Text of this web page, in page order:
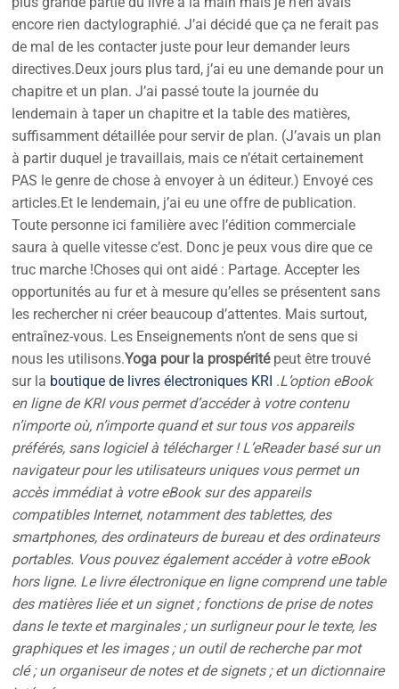
encore rien dactylographié. J’ai décidé que ça ne ferait pas
de mal de les contacter juste pour leur demander leurs
directives.Deux jours plus tard, j’ai eu une demande pour un
chapitre et un plan. J’ai passé toute la journée du
lendemain à taper un chapitre et la table des matières,
suffisamment détaillée pour servir de plan. (J’avais un plan
à partir duquel je travaillais, mais ce n’était certainement
PAS le genre de chose à envoyer à un éditeur.) Envoyé ces
articles.Et le lendemain, j’ai eu une offre de publication.
Toute personne ici familière avec l’édition commerciale
saura à quelle vitesse c’est. Donc je peux vous dire que ce
truc marche !Choses qui ont aidé : Partage. Accepter les
opportunités au fur et à mesure qu’elles se présentent sans
les rechercher ni créer beaucoup d’attentes. Mais surtout,
entraînez-vous. Les Enseignements n’ont de sens que si
nous les utilisons.Yoga pour la prospéritépeut être trouvé
sur la boutique de livres électroniques KRI .L’option eBook
en ligne de KRI vous permet d’accéder à votre contenu
n’importe où, n’importe quand et sur tous vos appareils
préférés, sans logiciel à télécharger ! L’eReader basé sur un
navigateur pour les utilisateurs uniques vous permet un
accès immédiat à votre eBook sur des appareils
compatibles Internet, notamment des tablettes, des
smartphones, des ordinateurs de bureau et des ordinateurs
portables. Vous pouvez également accéder à votre eBook
hors ligne. Le livre électronique en ligne comprend une table
des matières liée et un signet ; fonctions de prise de notes
dans le texte et marginales ; un surligneur pour le texte, les
graphiques et les images ; un outil de recherche par mot
clé ; un organiseur de notes et de signets ; et un dictionnaire